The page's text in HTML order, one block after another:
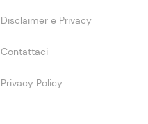
Disclaimer e Privacy
Contattaci
Privacy Policy